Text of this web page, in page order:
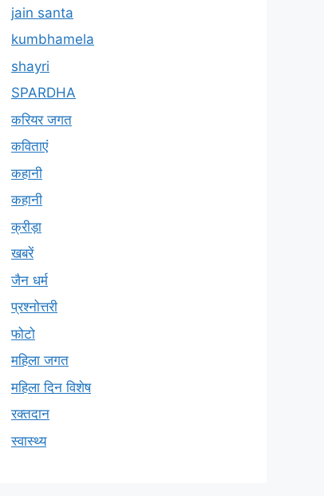
jain santa
kumbhamela
shayri
SPARDHA
करियर जगत
कविताएं
कहानी
कहानी
क्रीड़ा
खबरें
जैन धर्म
प्रश्नोत्तरी
फोटो
महिला जगत
महिला दिन विशेष
रक्तदान
स्वास्थ्य